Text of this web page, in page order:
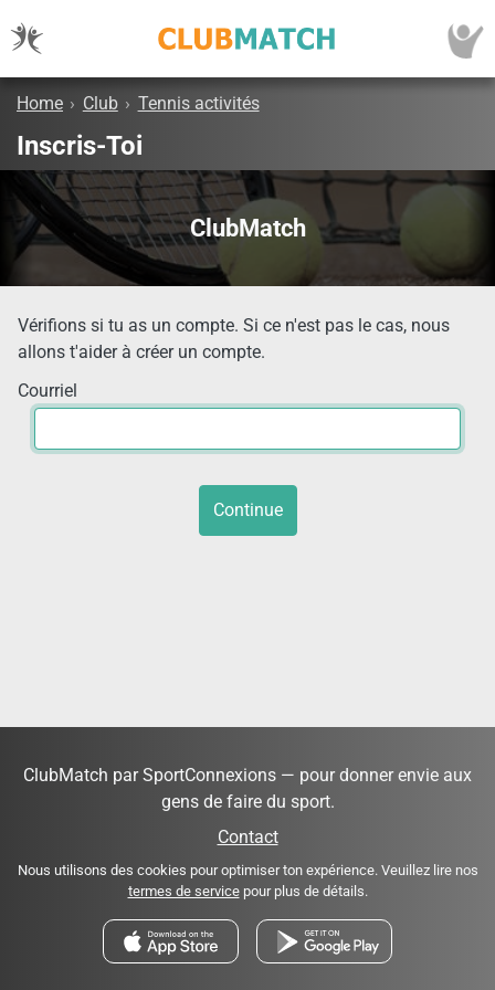
Home › Club › Tennis activités
Inscris-Toi
ClubMatch
Vérifions si tu as un compte. Si ce n'est pas le cas, nous
allons t'aider à créer un compte.
Courriel
Continue
ClubMatch par SportConnexions — pour donner envie aux
gens de faire du sport.
Contact
Nous utilisons des cookies pour optimiser ton expérience. Veuillez lire nos
termes de servicepour plus de détails.